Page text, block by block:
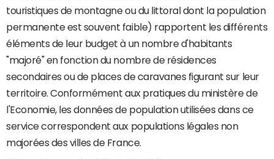
touristiques de montagne ou du littoral dont la population
permanente est souvent faible) rapportent les différents
éléments de leur budget à un nombre d'habitants
"majoré" en fonction du nombre de résidences
secondaires ou de places de caravanes figurant sur leur
territoire. Conformément aux pratiques du ministère de
l'Economie, les données de population utilisées dans ce
service correspondent aux populations légales non
majorées des villes de France.